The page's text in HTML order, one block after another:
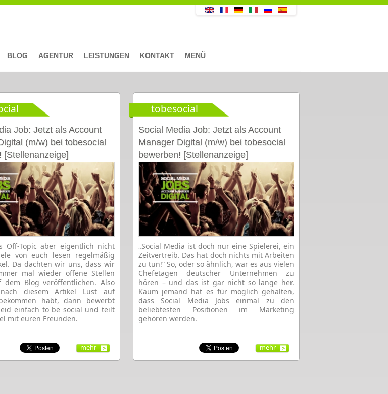
BLOG AGENTUR LEISTUNGEN KONTAKT MENÜ
Job: Jetzt als Account
(m/w) bei tobesocial
[Stellenanzeige]
Off-Topic aber eigentlich nicht
von euch lesen regelmäßig
Da dachten wir uns, dass wir
mal wieder offene Stellen
dem Blog veröffentlichen. Also
diesem Artikel Lust auf
habt, dann bewerbt
einfach to be social und teilt
mit euren Freunden.
mehr
tobesocial
Social Media Job: Jetzt als Account
Manager Digital (m/w) bei tobesocial
bewerben! [Stellenanzeige]
„Social Media ist doch nur eine Spielerei, ein
Zeitvertreib. Das hat doch nichts mit Arbeiten
zu tun!“ So, oder so ähnlich, war es aus vielen
Chefetagen deutscher Unternehmen zu
hören – und das ist gar nicht so lange her.
Kaum jemand hat es für möglich gehalten,
dass Social Media Jobs einmal zu den
beliebtesten Positionen im Marketing
gehören werden.
mehr